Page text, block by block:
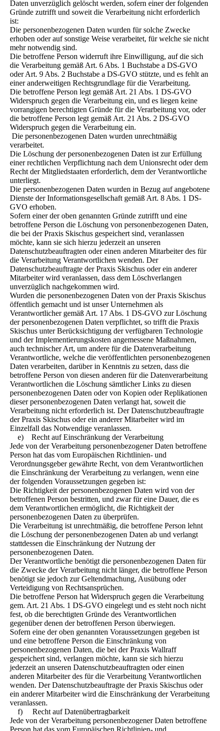
Daten unverzüglich gelöscht werden, sofern einer der folgenden
Gründe zutrifft und soweit die Verarbeitung nicht erforderlich
ist:
Die personenbezogenen Daten wurden für solche Zwecke
erhoben oder auf sonstige Weise verarbeitet, für welche sie nicht
mehr notwendig sind.
Die betroffene Person widerruft ihre Einwilligung, auf die sich
die Verarbeitung gemäß Art. 6 Abs. 1 Buchstabe a DS-GVO
oder Art. 9 Abs. 2 Buchstabe a DS-GVO stützte, und es fehlt an
einer anderweitigen Rechtsgrundlage für die Verarbeitung.
Die betroffene Person legt gemäß Art. 21 Abs. 1 DS-GVO
Widerspruch gegen die Verarbeitung ein, und es liegen keine
vorrangigen berechtigten Gründe für die Verarbeitung vor, oder
die betroffene Person legt gemäß Art. 21 Abs. 2 DS-GVO
Widerspruch gegen die Verarbeitung ein.
Die personenbezogenen Daten wurden unrechtmäßig
verarbeitet.
Die Löschung der personenbezogenen Daten ist zur Erfüllung
einer rechtlichen Verpflichtung nach dem Unionsrecht oder dem
Recht der Mitgliedstaaten erforderlich, dem der Verantwortliche
unterliegt.
Die personenbezogenen Daten wurden in Bezug auf angebotene
Dienste der Informationsgesellschaft gemäß Art. 8 Abs. 1 DS-
GVO erhoben.
Sofern einer der oben genannten Gründe zutrifft und eine
betroffene Person die Löschung von personenbezogenen Daten,
die bei der Praxis Skischus gespeichert sind, veranlassen
möchte, kann sie sich hierzu jederzeit an unseren
Datenschutzbeauftragten oder einen anderen Mitarbeiter des für
die Verarbeitung Verantwortlichen wenden. Der
Datenschutzbeauftragte der Praxis Skischus oder ein anderer
Mitarbeiter wird veranlassen, dass dem Löschverlangen
unverzüglich nachgekommen wird.
Wurden die personenbezogenen Daten von der Praxis Skischus
öffentlich gemacht und ist unser Unternehmen als
Verantwortlicher gemäß Art. 17 Abs. 1 DS-GVO zur Löschung
der personenbezogenen Daten verpflichtet, so trifft die Praxis
Skischus unter Berücksichtigung der verfügbaren Technologie
und der Implementierungskosten angemessene Maßnahmen,
auch technischer Art, um andere für die Datenverarbeitung
Verantwortliche, welche die veröffentlichten personenbezogenen
Daten verarbeiten, darüber in Kenntnis zu setzen, dass die
betroffene Person von diesen anderen für die Datenverarbeitung
Verantwortlichen die Löschung sämtlicher Links zu diesen
personenbezogenen Daten oder von Kopien oder Replikationen
dieser personenbezogenen Daten verlangt hat, soweit die
Verarbeitung nicht erforderlich ist. Der Datenschutzbeauftragte
der Praxis Skischus oder ein anderer Mitarbeiter wird im
Einzelfall das Notwendige veranlassen.
e) Recht auf Einschränkung der Verarbeitung
Jede von der Verarbeitung personenbezogener Daten betroffene
Person hat das vom Europäischen Richtlinien- und
Verordnungsgeber gewährte Recht, von dem Verantwortlichen
die Einschränkung der Verarbeitung zu verlangen, wenn eine
der folgenden Voraussetzungen gegeben ist:
Die Richtigkeit der personenbezogenen Daten wird von der
betroffenen Person bestritten, und zwar für eine Dauer, die es
dem Verantwortlichen ermöglicht, die Richtigkeit der
personenbezogenen Daten zu überprüfen.
Die Verarbeitung ist unrechtmäßig, die betroffene Person lehnt
die Löschung der personenbezogenen Daten ab und verlangt
stattdessen die Einschränkung der Nutzung der
personenbezogenen Daten.
Der Verantwortliche benötigt die personenbezogenen Daten für
die Zwecke der Verarbeitung nicht länger, die betroffene Person
benötigt sie jedoch zur Geltendmachung, Ausübung oder
Verteidigung von Rechtsansprüchen.
Die betroffene Person hat Widerspruch gegen die Verarbeitung
gem. Art. 21 Abs. 1 DS-GVO eingelegt und es steht noch nicht
fest, ob die berechtigten Gründe des Verantwortlichen
gegenüber denen der betroffenen Person überwiegen.
Sofern eine der oben genannten Voraussetzungen gegeben ist
und eine betroffene Person die Einschränkung von
personenbezogenen Daten, die bei der Praxis Wallraff
gespeichert sind, verlangen möchte, kann sie sich hierzu
jederzeit an unseren Datenschutzbeauftragten oder einen
anderen Mitarbeiter des für die Verarbeitung Verantwortlichen
wenden. Der Datenschutzbeauftragte der Praxis Skischus oder
ein anderer Mitarbeiter wird die Einschränkung der Verarbeitung
veranlassen.
f) Recht auf Datenübertragbarkeit
Jede von der Verarbeitung personenbezogener Daten betroffene
Person hat das vom Europäischen Richtlinien- und